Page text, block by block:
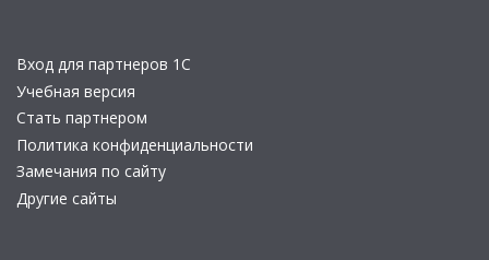
Вход для партнеров 1С
Учебная версия
Стать партнером
Политика конфиденциальности
Замечания по сайту
Другие сайты